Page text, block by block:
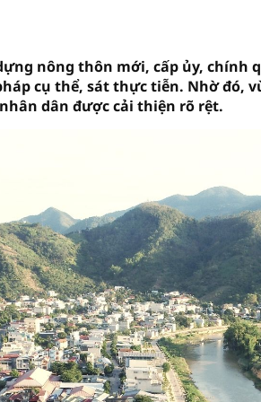
nông thôn mới, cấp ủy, chính
cụ thể, sát thực tiễn. Nhờ đó,
dân được cải thiện rõ rệt.